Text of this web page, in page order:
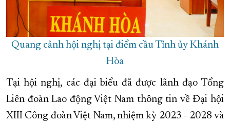
Quang cảnh hội nghị tại điểm cầu Tỉnh ủy Khánh
Hòa
Tại hội nghị, các đại biểu đã được lãnh đạo Tổng
Liên đoàn Lao động Việt Nam thông tin về Đại hội
XIII Công đoàn Việt Nam, nhiệm kỳ 2023 - 2028 và